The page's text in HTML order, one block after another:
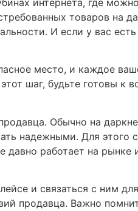
интернета, где
товаров на
И если у вас
место, и каждое
шаг, будьте готовы к
Обычно на
надежными. Для этого
давно работает на рынке
и связаться с ним
продавца. Важно